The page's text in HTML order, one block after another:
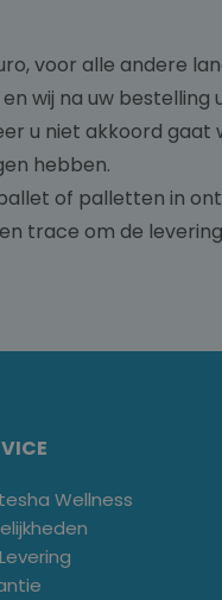
voor alle andere
wij na uw bestelling
u niet akkoord gaat
hebben.
of palletten in
trace om de
Wellness